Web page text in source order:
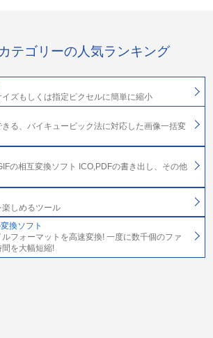
テゴリーの人気ランキング
ズもしくは指定ピクセルに簡単に縮小
る、バイキュービック法に対応した画像一括変
の相互変換ソフト ICO,PDFの書き出し、その他
しめるツール
換ソフト
フォーマットを高速変換! 一度に数千個のファ
を大幅短縮!